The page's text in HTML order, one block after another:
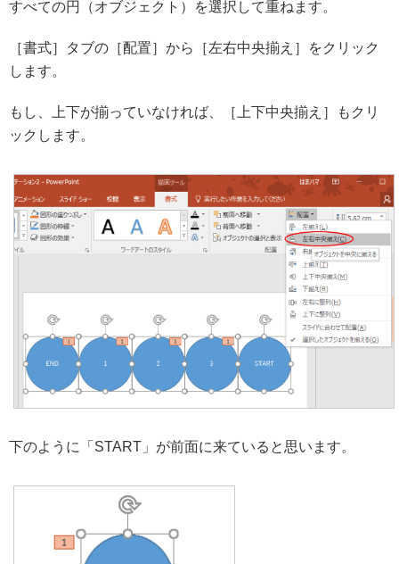
すべての円（オブジェクト）を選択して重ねます。
［書式］タブの［配置］から［左右中央揃え］をクリック
します。
もし、上下が揃っていなければ、［上下中央揃え］もクリ
ックします。
下のように「START」が前面に来ていると思います。